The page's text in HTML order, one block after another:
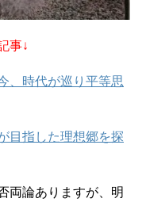
事↓
、時代が巡り平等思
目指した理想郷を探
両論ありますが、明